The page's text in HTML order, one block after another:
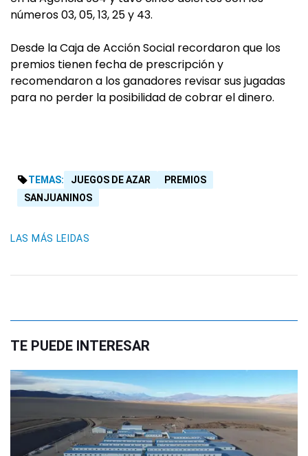
números 03, 05, 13, 25 y 43.
Desde la Caja de Acción Social recordaron que los
premios tienen fecha de prescripción y
recomendaron a los ganadores revisar sus jugadas
para no perder la posibilidad de cobrar el dinero.
TEMAS: JUEGOS DE AZAR
PREMIOS
SANJUANINOS
LAS MÁS LEIDAS
TE PUEDE INTERESAR